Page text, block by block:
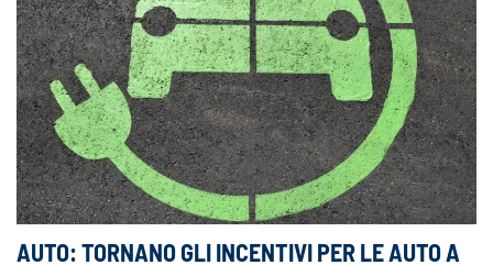
AUTO: TORNANO GLI INCENTIVI PER LE AUTO A